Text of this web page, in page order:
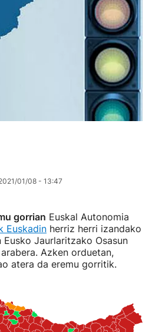
01/08 - 13:47
gorrian Euskal Autonomia
Euskadin herriz herri izandako
Jaurlaritzako Osasun
Azken orduetan,
atera da eremu gorritik.